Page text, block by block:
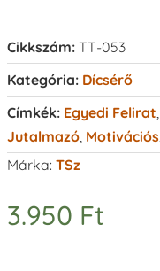
Cikkszám: TT-053
Kategória: Dícsérő
Címkék: Egyedi Felirat
Jutalmazó, Motivációs,
Márka: TSz
3.950 Ft